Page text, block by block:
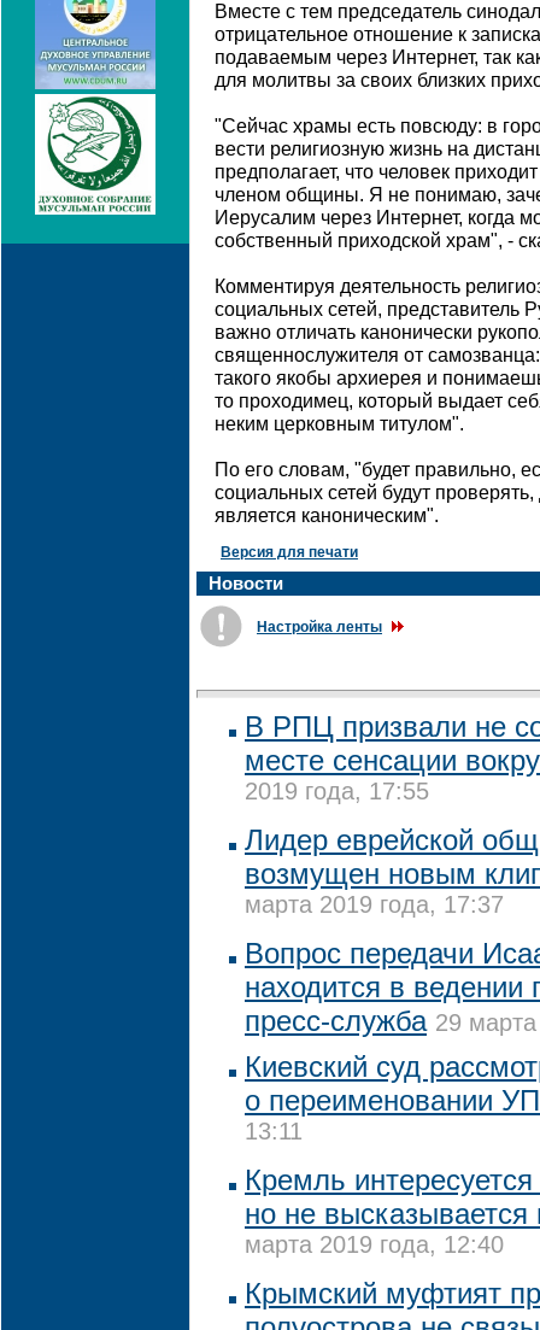
Вместе с тем председатель
отрицательное отношение к
подаваемым через Интернет, так
для молитвы за своих близких
"Сейчас храмы есть повсюду: в
вести религиозную жизнь на
предполагает, что человек
членом общины. Я не понимаю,
Иерусалим через Интернет, когда
собственный приходской храм", -
Комментируя деятельность
социальных сетей, представитель
важно отличать канонически
священнослужителя от
такого якобы архиерея и
то проходимец, который выдает
неким церковным титулом".
По его словам, "будет правильно,
социальных сетей будут
является каноническим".
Версия для печати
Новости
Настройка ленты
В РПЦ призвали не
месте сенсации
2019 года, 17:55
Лидер еврейской
возмущен новым
марта 2019 года, 17:37
Вопрос передачи
находится в
пресс-служба 29
Киевский суд
о переименовании
13:11
Кремль
но не высказывается
марта 2019 года, 12:40
Крымский муфтият